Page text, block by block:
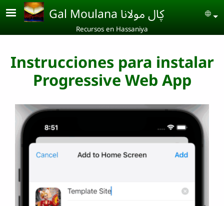
Skip to main content Gal Moulana ڮال مولانا
Recursos en Hassaniya
Instrucciones para instalar
Progressive Web App